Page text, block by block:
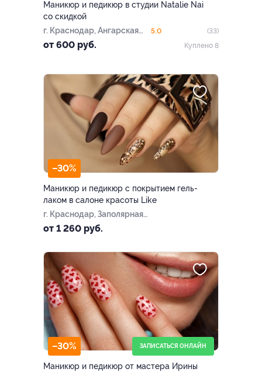
Маникюр и педикюр в студии Natalie Nai
со скидкой
г. Краснодар, Ангарская
ул., д. 1/6
от 600 руб.
5.0
(33)
Куплено 8
–30%
Маникюр и педикюр с покрытием гель-
лаком в салоне красоты Like
г. Краснодар, Заполярная
ул., д. 39, к. 6
от 1 260 руб.
–30% ЗАПИСАТЬСЯ ОНЛАЙН
Маникюр и педикюр от мастера Ирины